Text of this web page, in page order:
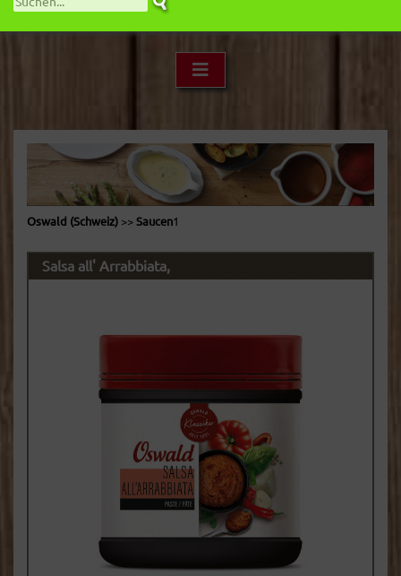
Oswald (Schweiz) >> Saucen1
Salsa all' Arrabbiata,